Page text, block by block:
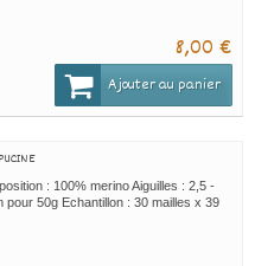
8,00 €
Ajouter au panier
: 100% merino Aiguilles : 2,5 -
pour 50g Echantillon : 30 mailles x 39